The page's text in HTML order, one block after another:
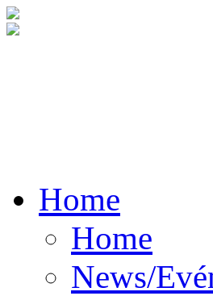
Home
Home
News/